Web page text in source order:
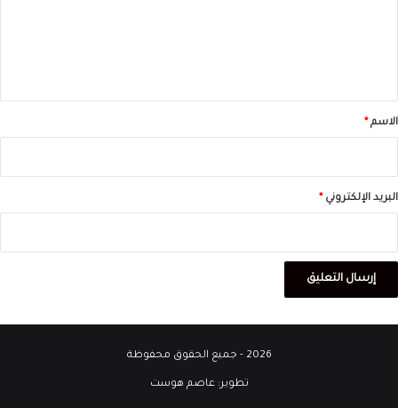
*الاسم *
البريد الإلكتروني *
2026 - جميع الحقوق محفوظة
تطوير:عاصم هوست